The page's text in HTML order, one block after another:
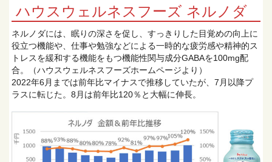
ハウスウェルネスフーズ ネルノダ
ネルノダには、眠りの深さを促し、すっきりした目覚めの向上に
役立つ機能や、仕事や勉強などによる一時的な疲労感や精神的ス
トレスを緩和する機能をもつ機能性関与成分GABAを100mg配
合。（ハウスウェルネスフーズホームページより）
2022年6月までは前年比マイナスで推移していたが、7月以降プ
ラスに転じた。8月は前年比120％と大幅に伸長。